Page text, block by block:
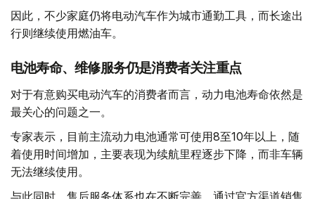
因此，不少家庭仍将电动汽车作为城市通勤工具，而长途出
行则继续使用燃油车。
电池寿命、维修服务仍是消费者关注重点
对于有意购买电动汽车的消费者而言，动力电池寿命依然是
最关心的问题之一。
专家表示，目前主流动力电池通常可使用8至10年以上，随
着使用时间增加，主要表现为续航里程逐步下降，而非车辆
无法继续使用。